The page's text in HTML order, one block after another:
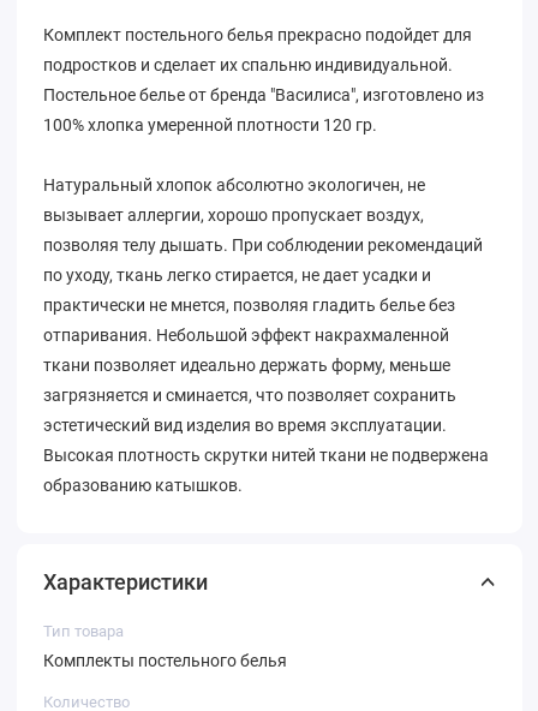
Комплект постельного белья прекрасно подойдет для
подростков и сделает их спальню индивидуальной.
Постельное белье от бренда "Василиса", изготовлено из
100% хлопка умеренной плотности 120 гр.
Натуральный хлопок абсолютно экологичен, не
вызывает аллергии, хорошо пропускает воздух,
позволяя телу дышать. При соблюдении рекомендаций
по уходу, ткань легко стирается, не дает усадки и
практически не мнется, позволяя гладить белье без
отпаривания. Небольшой эффект накрахмаленной
ткани позволяет идеально держать форму, меньше
загрязняется и сминается, что позволяет сохранить
эстетический вид изделия во время эксплуатации.
Высокая плотность скрутки нитей ткани не подвержена
образованию катышков.
Характеристики
Тип товара
Комплекты постельного белья
Количество